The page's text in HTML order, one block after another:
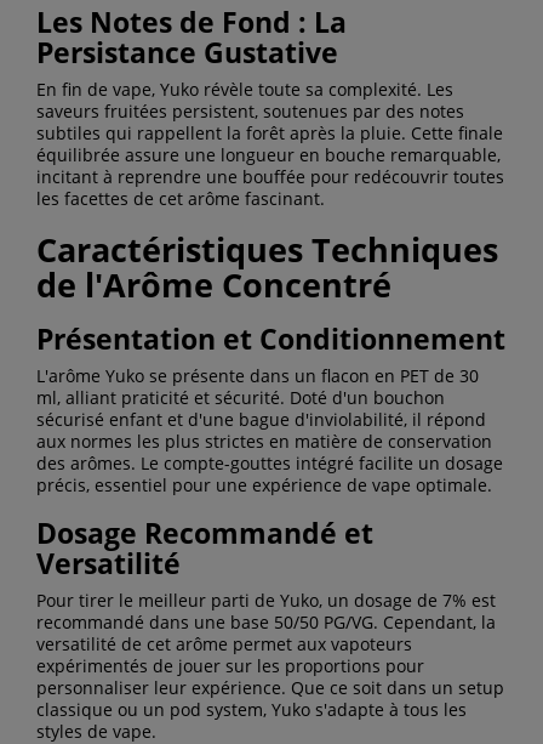
Les Notes de Fond : La
Persistance Gustative
En fin de vape, Yuko révèle toute sa complexité. Les
saveurs fruitées persistent, soutenues par des notes
subtiles qui rappellent la forêt après la pluie. Cette finale
équilibrée assure une longueur en bouche remarquable,
incitant à reprendre une bouffée pour redécouvrir toutes
les facettes de cet arôme fascinant.
Caractéristiques Techniques
de l'Arôme Concentré
Présentation et Conditionnement
L'arôme Yuko se présente dans un flacon en PET de 30
ml, alliant praticité et sécurité. Doté d'un bouchon
sécurisé enfant et d'une bague d'inviolabilité, il répond
aux normes les plus strictes en matière de conservation
des arômes. Le compte-gouttes intégré facilite un dosage
précis, essentiel pour une expérience de vape optimale.
Dosage Recommandé et
Versatilité
Pour tirer le meilleur parti de Yuko, un dosage de 7% est
recommandé dans une base 50/50 PG/VG. Cependant, la
versatilité de cet arôme permet aux vapoteurs
expérimentés de jouer sur les proportions pour
personnaliser leur expérience. Que ce soit dans un setup
classique ou un pod system, Yuko s'adapte à tous les
styles de vape.